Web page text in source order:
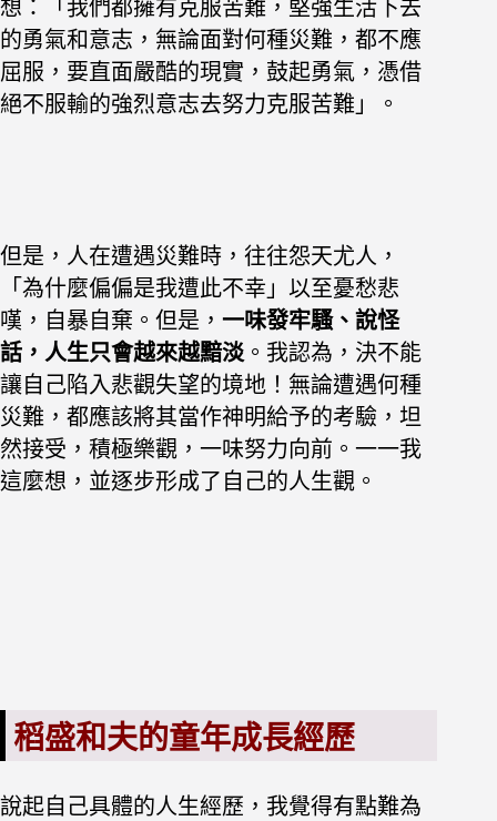
想：「我們都擁有克服苦難，堅強生活下去
的勇氣和意志，無論面對何種災難，都不應
屈服，要直面嚴酷的現實，鼓起勇氣，憑借
絕不服輸的強烈意志去努力克服苦難」。
但是，人在遭遇災難時，往往怨天尤人，
「為什麼偏偏是我遭此不幸」以至憂愁悲
嘆，自暴自棄。但是， 一味發牢騷、說怪
話，人生只會越來越黯淡 。我認為，決不能
讓自己陷入悲觀失望的境地！無論遭遇何種
災難，都應該將其當作神明給予的考驗，坦
然接受，積極樂觀，一味努力向前。一一我
這麼想，並逐步形成了自己的人生觀。
稻盛和夫的童年成長經歷
說起自己具體的人生經歷，我覺得有點難為